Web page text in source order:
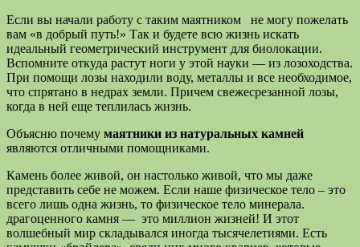
Если вы начали работу с таким маятником не могу пожелать
вам «в добрый путь!» Так и будете всю жизнь искать
идеальный геометрический инструмент для биолокации.
Вспомните откуда растут ноги у этой науки — из лозоходства.
При помощи лозы находили воду, металлы и все необходимое,
что спрятано в недрах земли. Причем свежесрезанной лозы,
когда в ней еще теплилась жизнь.
Объясню почему маятники из натуральных камней
являются отличными помощниками.
Камень более живой, он настолько живой, что мы даже
представить себе не можем. Если наше физическое тело – это
всего лишь одна жизнь, то физическое тело минерала.
драгоценного камня — это миллион жизней! И этот
волшебный мир складывался иногда тысячелетиями. Есть